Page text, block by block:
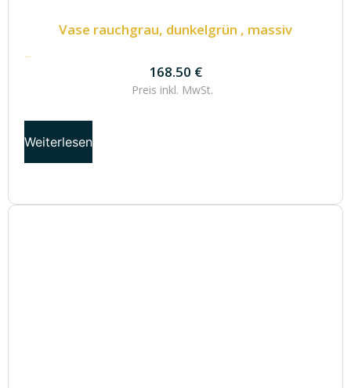
Vase rauchgrau, dunkelgrün , massiv
168.50 €
168.50 €
Preis inkl. MwSt.
Weiterlesen